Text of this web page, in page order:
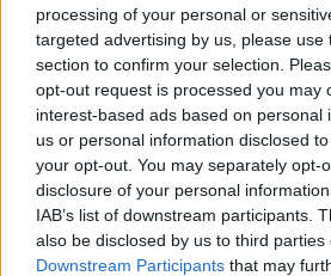
processing of your personal or
targeted advertising by us, please use
section to confirm your selection.
opt-out request is processed you may
interest-based ads based on personal
us or personal information disclosed
your opt-out. You may separately opt-
disclosure of your personal
IAB’s list of downstream participants.
also be disclosed by us to third parties
Downstream Participants that may
Rama në zyrat e
kompanisë Pfizer, takon
drejtorin: Na dha
mundësinë e nisjes së
vaksinimit para të tjerëve
në rajon
15:48 / 24/09/2021 schedule